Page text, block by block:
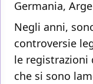
Germania,
Negli anni,
controversie
le registrazioni
che si sono